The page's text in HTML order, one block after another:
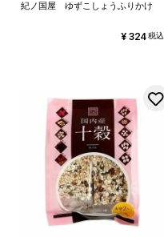
紀ノ国屋 ゆずこしょうふりかけ
¥ 324 税込